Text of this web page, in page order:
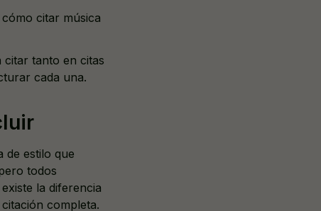
citar música
citar tanto en citas
cada una.
de estilo que
todos
la diferencia
completa.